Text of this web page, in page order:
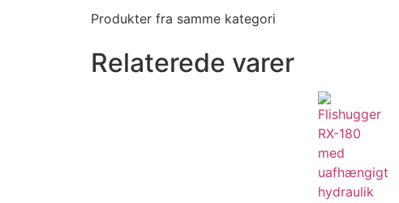
Produkter fra samme kategori
Relaterede varer